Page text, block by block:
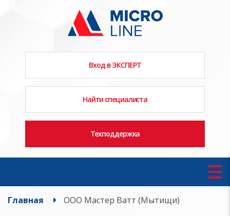
Вход в ЭКСПЕРТ
Найти специалиста
Техподдержка
Главная ООО Мастер Ватт (Мытищи)